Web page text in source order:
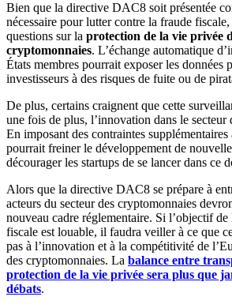
Bien que la directive DAC8 soit présentée
nécessaire pour lutter contre la fraude
questions sur la protection de la vie privée
cryptomonnaies. L’échange automatique
États membres pourrait exposer les données
investisseurs à des risques de fuite ou de
De plus, certains craignent que cette
une fois de plus, l’innovation dans le secteur
En imposant des contraintes
pourrait freiner le développement de
décourager les startups de se lancer dans ce
Alors que la directive DAC8 se prépare à
acteurs du secteur des cryptomonnaies
nouveau cadre réglementaire. Si l’objectif
fiscale est louable, il faudra veiller à ce que
pas à l’innovation et à la compétitivité de
des cryptomonnaies. La balance entre
protection de la vie privée sera plus que
débats.